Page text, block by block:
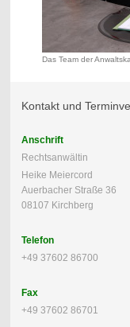
Das Team der
Kontakt und
Anschrift
Rechtsanwältin
Heike Meiercord
Auerbacher Straße 36
08107 Kirchberg
Telefon
+49 37602 86700
Fax
+49 37602 86701